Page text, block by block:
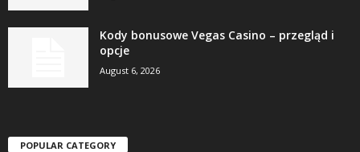
Kody bonusowe Vegas Casino – przegląd i
opcje
August 6, 2026
POPULAR CATEGORY